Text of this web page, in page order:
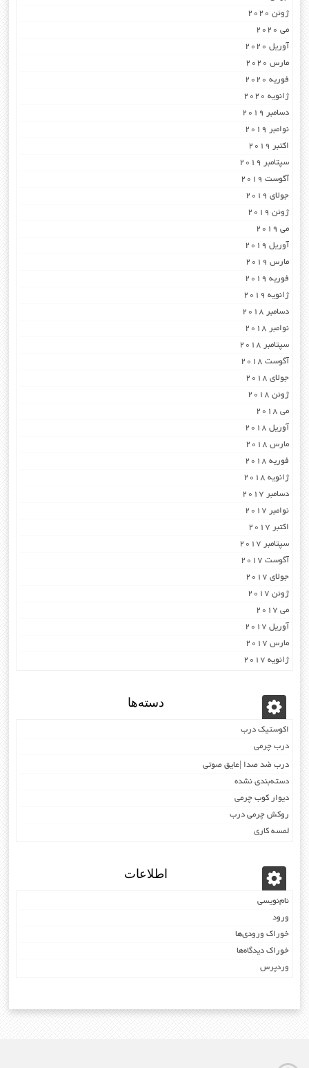
ژوئن 2020
می 2020
آوریل 2020
مارس 2020
فوریه 2020
ژانویه 2020
دسامبر 2019
نوامبر 2019
اکتبر 2019
سپتامبر 2019
آگوست 2019
جولای 2019
ژوئن 2019
می 2019
آوریل 2019
مارس 2019
فوریه 2019
ژانویه 2019
دسامبر 2018
نوامبر 2018
سپتامبر 2018
آگوست 2018
جولای 2018
ژوئن 2018
می 2018
آوریل 2018
مارس 2018
فوریه 2018
ژانویه 2018
دسامبر 2017
نوامبر 2017
اکتبر 2017
سپتامبر 2017
آگوست 2017
جولای 2017
ژوئن 2017
می 2017
آوریل 2017
مارس 2017
ژانویه 2017
دسته‌ها
اکوستیک درب
درب چرمی
درب ضد صدا |عایق صوتی
دسته‌بندی نشده
دیوار کوب چرمی
روکش چرمی درب
لمسه کاری
اطلاعات
نام‌نویسی
ورود
خوراک ورودی‌ها
خوراک دیدگاه‌ها
وردپرس